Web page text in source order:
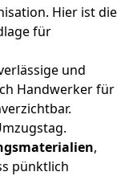
Hier ist die
für
und
Handwerker für
,
pünktlich